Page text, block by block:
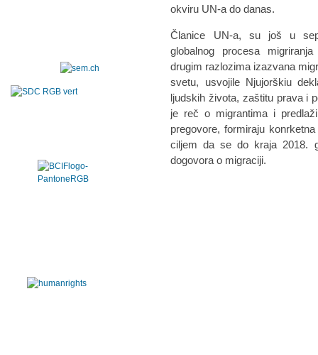
okviru UN-a do danas.
Članice UN-a, su još u
globalnog procesa
drugim razlozima izazvana
svetu, usvojile Njujorškiu
ljudskih života, zaštitu prava i
je reč o migrantima i
pregovore, formiraju
ciljem da se do kraja 2018.
dogovora o migraciji.